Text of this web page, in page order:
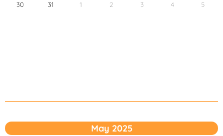
30 31 1 2 3 4 5
May 2025